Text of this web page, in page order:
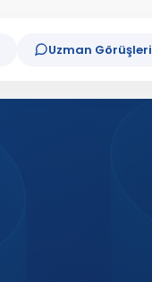
Uzman Görüşleri